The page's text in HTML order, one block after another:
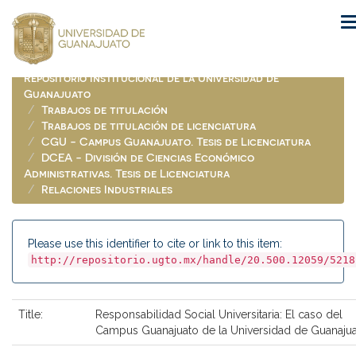
navigation
Repositorio Institucional de la Universidad de
Guanajuato
Trabajos de titulación
Trabajos de titulación de licenciatura
CGU - Campus Guanajuato. Tesis de Licenciatura
DCEA - División de Ciencias Económico
Administrativas. Tesis de Licenciatura
Relaciones Industriales
Please use this identifier to cite or link to this item:
http://repositorio.ugto.mx/handle/20.500.12059/5218
Title:
Responsabilidad Social Universitaria: El caso del
Campus Guanajuato de la Universidad de